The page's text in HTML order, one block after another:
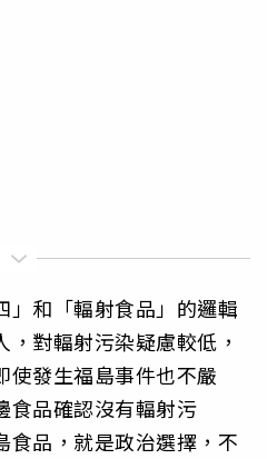
」和「輻射食品」的邏輯
對輻射污染疑慮較低，
使發生福島事件也不嚴
食品確認沒有輻射污
食品，就是政治選擇，不